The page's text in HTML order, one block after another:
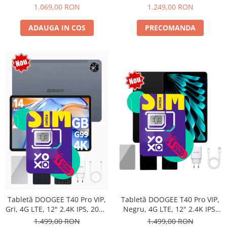
Android 15, Unisoc T615,
Stylus, Face Unlock, Dual SIM
1.069,00 RON
ADAUGA IN COS
10800mAh, 33W, Android 14,
1.249,00 RON
PRECOMANDA
Tabletă DOOGEE T40 Pro VIP,
Gri, 4G LTE, 12" 2.4K IPS, 20GB
RAM (8GB + 12GB extensibili),
1.499,00 RON
Tabletă DOOGEE T40 Pro VIP,
Negru, 4G LTE, 12" 2.4K IPS,
20GB RAM (8GB + 12GB
1.499,00 RON